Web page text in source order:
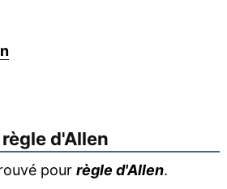
règle d'Allen
pour règle d'Allen.